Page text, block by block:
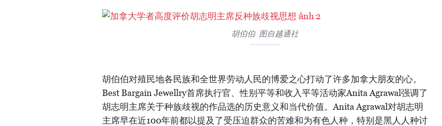
胡伯伯 图自越通社
胡伯伯对殖民地各民族和全世界劳动人民的博爱之心打动了许多加拿大朋友的心。
Best Bargain Jewellry首席执行官、性别平等和收入平等活动家Anita Agrawal强调了
胡志明主席关于种族歧视的作品选的历史意义和当代价值。Anita Agrawal对胡志明
主席早在近100年前都以提及了受压迫群众的苦难和为有色人种，特别是黑人人种讨